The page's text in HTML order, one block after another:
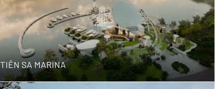
VÂN RA BIỂN BÃI SAU TP. VŨNG
TÀU
TIÊN SA MARINA